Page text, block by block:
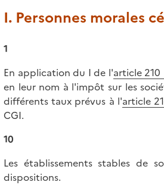
I. Personnes morales
1
En application du I de l'article
en leur nom à l'impôt sur les
différents taux prévus à l'article
CGI.
10
Les établissements stables de
dispositions.